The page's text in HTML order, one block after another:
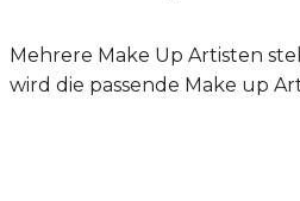
Mehrere Make Up Artisten
wird die passende Make up